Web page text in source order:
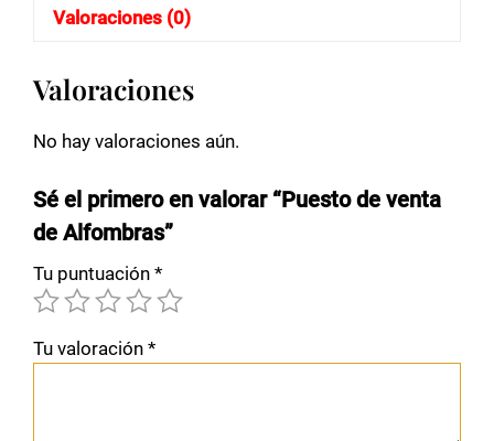
cantidad
Valoraciones (0)
Valoraciones
No hay valoraciones aún.
Sé el primero en valorar “Puesto de venta
de Alfombras”
Tu puntuación *
Tu valoración *